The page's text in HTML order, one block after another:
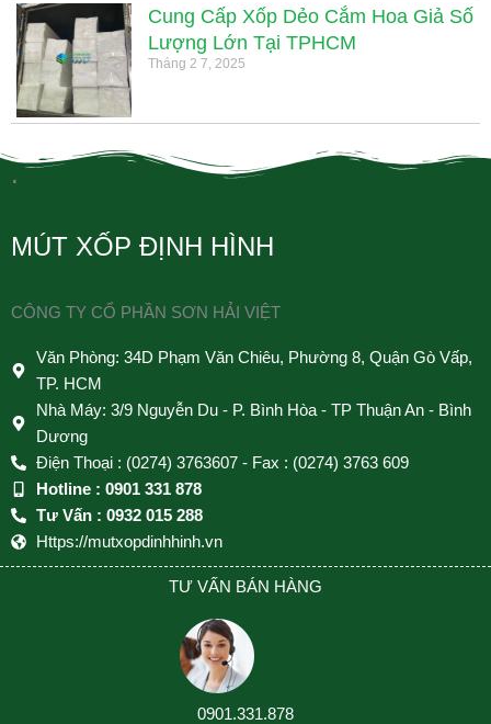
Cung Cấp Xốp Dẻo Cắm Hoa Giả Số
Lượng Lớn Tại TPHCM
Tháng 2 7, 2025
.
MÚT XỐP ĐỊNH HÌNH
CÔNG TY CỔ PHẦN SƠN HẢI VIỆT
Văn Phòng: 34D Phạm Văn Chiêu, Phường 8, Quận Gò Vấp,
TP. HCM
Nhà Máy: 3/9 Nguyễn Du - P. Bình Hòa - TP Thuận An - Bình
Dương
Điện Thoại : (0274) 3763607 - Fax : (0274) 3763 609
Hotline : 0901 331 878
Tư Vấn : 0932 015 288
Https://mutxopdinhhinh.vn
TƯ VẤN BÁN HÀNG
0901.331.878